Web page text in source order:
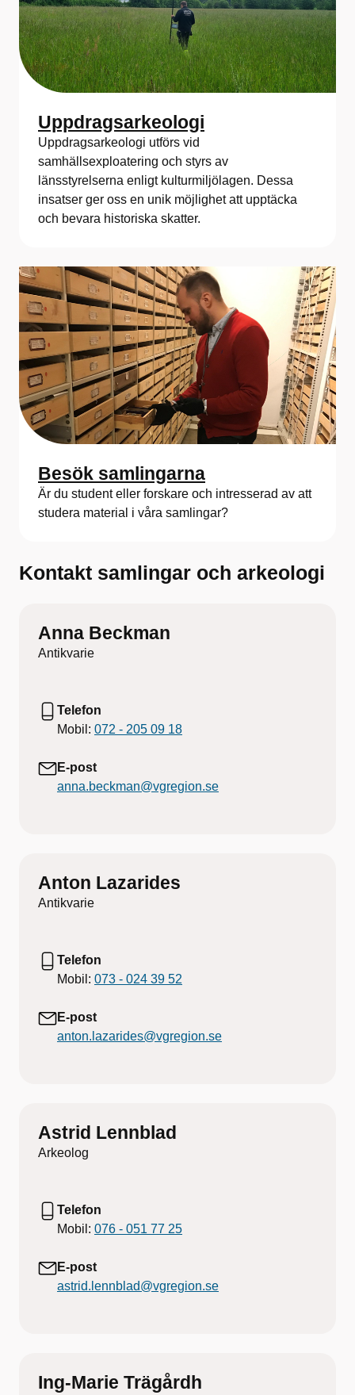
Uppdragsarkeologi
Uppdragsarkeologi utförs vid
samhällsexploatering och styrs av
länsstyrelserna enligt kulturmiljölagen. Dessa
insatser ger oss en unik möjlighet att upptäcka
och bevara historiska skatter.
Besök samlingarna
Är du student eller forskare och intresserad av att
studera material i våra samlingar?
Kontakt samlingar och arkeologi
Anna Beckman
Antikvarie
Telefon
Mobil: 072 - 205 09 18
E-post
anna.beckman@vgregion.se
Anton Lazarides
Antikvarie
Telefon
Mobil: 073 - 024 39 52
E-post
anton.lazarides@vgregion.se
Astrid Lennblad
Arkeolog
Telefon
Mobil: 076 - 051 77 25
E-post
astrid.lennblad@vgregion.se
Ing-Marie Trägårdh